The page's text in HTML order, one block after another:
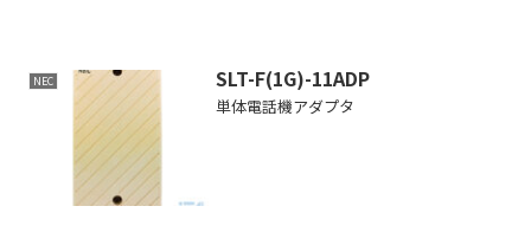
NEC SLT-F(1G)-11ADP
単体電話機アダプタ